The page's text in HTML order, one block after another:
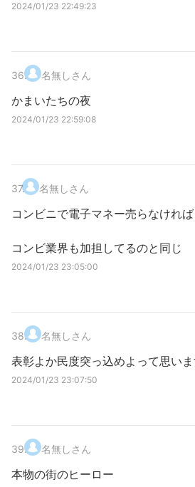
2024/01/23 22:49:23
36. 名無しさん
かまいたちの夜
2024/01/23 22:59:08
37. 名無しさん
コンビニで電子マネー売らなけれ
コンビ業界も加担してるのと同じ
2024/01/23 23:05:00
38. 名無しさん
表彰よか民度突っ込めよって思い
2024/01/23 23:07:50
39. 名無しさん
本物の街のヒーロー